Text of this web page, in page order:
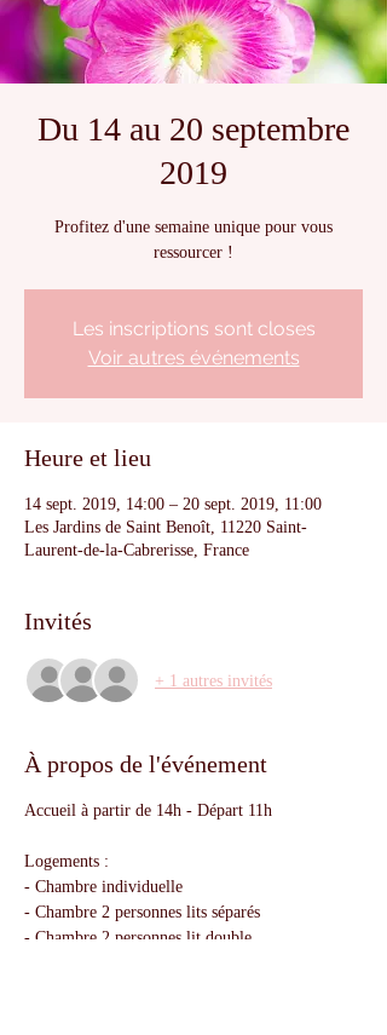
Du 14 au 20 septembre
2019
Profitez d'une semaine unique pour vous
ressourcer !
Les inscriptions sont closes
Voir autres événements
Heure et lieu
14 sept. 2019, 14:00 – 20 sept. 2019, 11:00
Les Jardins de Saint Benoît, 11220 Saint-
Laurent-de-la-Cabrerisse, France
Invités
+ 1 autres invités
À propos de l'événement
Accueil à partir de 14h - Départ 11h
Logements :
- Chambre individuelle
- Chambre 2 personnes lits séparés
- Chambre 2 personnes lit double